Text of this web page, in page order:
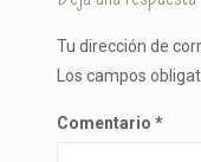
Tu dirección de
Los campos
Comentario *